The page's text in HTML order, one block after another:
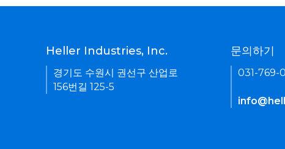
Heller Industries, Inc.
경기도 수원시 권선구 산업로
156번길 125-5
문의하기
031-769-